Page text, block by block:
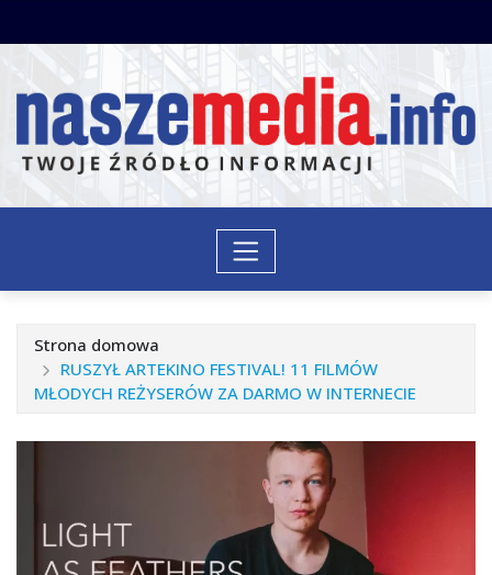
do
Strona domowa
RUSZYŁ ARTEKINO FESTIVAL! 11 FILMÓW
MŁODYCH REŻYSERÓW ZA DARMO W INTERNECIE